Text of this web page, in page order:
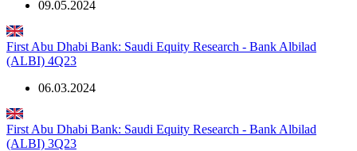
09.05.2024
First Abu Dhabi Bank: Saudi Equity Research - Bank Albilad
(ALBI) 4Q23
06.03.2024
First Abu Dhabi Bank: Saudi Equity Research - Bank Albilad
(ALBI) 3Q23